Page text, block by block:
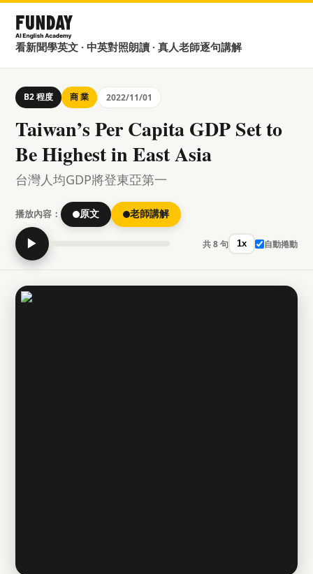
看新聞學英文 · 中英對照朗讀 · 真人老師逐句講解
B2 程度 商 業 2022/11/01
Taiwan’s Per Capita GDP Set to
Be Highest in East Asia
台灣人均GDP將登東亞第一
播放內容： 原文 老師講解
▶ 共 8 句 1x 自動捲動